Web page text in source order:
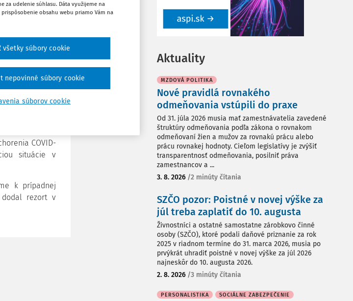
wellnessov,
metrov,"
budú naďalej
moderátori v
povinní nosiť
Ministerstvo
COVID-
situácie v
k prípadnej
dodal rezort v
Aktuality
MZDOVÁ POLITIKA
Nové pravidlá rovnakého
odmeňovania vstúpili do praxe
Od 31. júla 2026 musia mať zamestnávatelia zavedené
štruktúry odmeňovania podľa zákona o rovnakom
odmeňovaní žien a mužov za rovnakú prácu alebo
prácu rovnakej hodnoty. Cieľom legislatívy je zvýšiť
transparentnosť odmeňovania, posilniť práva
zamestnancov a ...
3. 8. 2026 /2 minúty čítania
SZČO pozor: Poistné v novej výške za
júl treba zaplatiť do 10. augusta
Živnostníci a ostatné samostatne zárobkovo činné
osoby (SZČO), ktoré podali daňové priznanie za rok
2025 v riadnom termíne do 31. marca 2026, musia po
prvýkrát uhradiť poistné v novej výške za júl 2026
najneskôr do 10. augusta 2026.
2. 8. 2026 /3 minúty čítania
PERSONALISTIKA SOCIÁLNE ZABEZPEČENIE
za udelenie súhlasu. Dáta využijeme na
obsahu webu priamo Vám na
súborov cookie
nepovinné súbory cookie
všetky súbory cookie